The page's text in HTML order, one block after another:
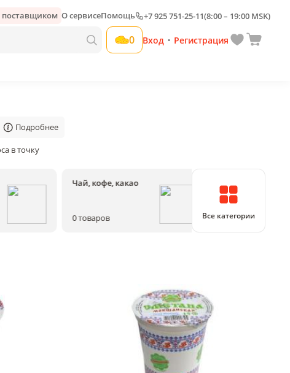
поставщиком О сервисеПомощь +7 925 751-25-11(8:00 – 19:00 MSK)
0 Вход • Регистрация
Подробнее
в точку
Чай, кофе, какао
0товаров
Соки, воды,
0товаров
Все категории